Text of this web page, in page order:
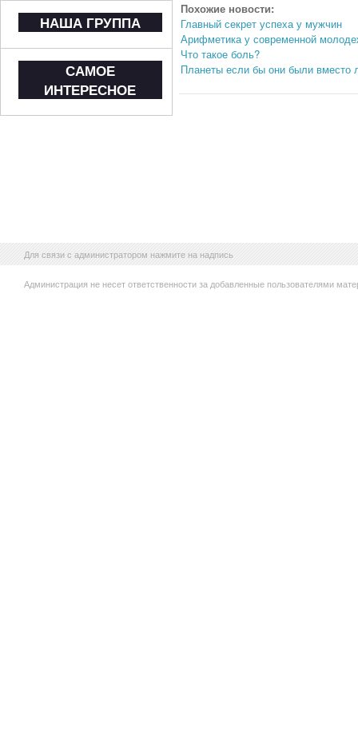
Похожие новости:
Главный секрет успеха у мужчин
Арифметика у современной
Что такое боль?
Планеты если бы они были вместо
НАША ГРУППА
САМОЕ
ИНТЕРЕСНОЕ
Для связи с администратором нажмите на надпись
Администрация не несет ответственности за добавленные пользователями